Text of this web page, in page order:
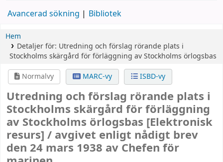
Avancerad sökning Bibliotek
Hem
Detaljer för: Utredning och förslag rörande plats i
Stockholms skärgård för förläggning av Stockholms örlogsbas
Normalvy
MARC-vy ISBD-vy
Utredning och förslag rörande plats i
Stockholms skärgård för förläggning
av Stockholms örlogsbas [Elektronisk
resurs] / avgivet enligt nådigt brev
den 24 mars 1938 av Chefen för